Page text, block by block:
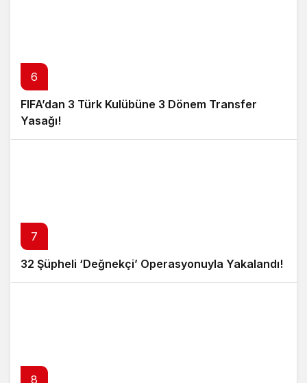
6
FIFA’dan 3 Türk Kulübüne 3 Dönem Transfer
Yasağı!
7
32 Şüpheli ‘Değnekçi’ Operasyonuyla Yakalandı!
8